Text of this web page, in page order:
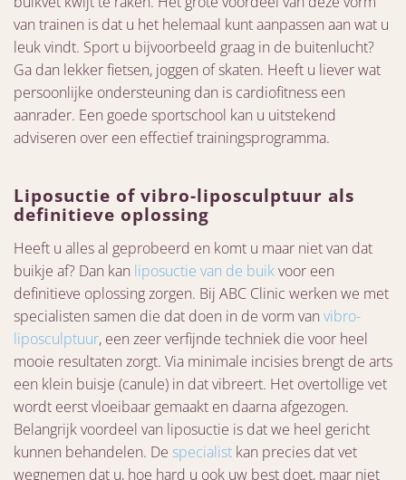
van trainen is dat u het helemaal kunt aanpassen aan wat u
leuk vindt. Sport u bijvoorbeeld graag in de buitenlucht?
Ga dan lekker fietsen, joggen of skaten. Heeft u liever wat
persoonlijke ondersteuning dan is cardiofitness een
aanrader. Een goede sportschool kan u uitstekend
adviseren over een effectief trainingsprogramma.
Liposuctie of vibro-liposculptuur als
definitieve oplossing
Heeft u alles al geprobeerd en komt u maar niet van dat
buikje af? Dan kan liposuctie van de buikvoor een
definitieve oplossing zorgen. Bij ABC Clinic werken we met
specialisten samen die dat doen in de vorm van vibro-
liposculptuur, een zeer verfijnde techniek die voor heel
mooie resultaten zorgt. Via minimale incisies brengt de arts
een klein buisje (canule) in dat vibreert. Het overtollige vet
wordt eerst vloeibaar gemaakt en daarna afgezogen.
Belangrijk voordeel van liposuctie is dat we heel gericht
kunnen behandelen. De specialist kan precies dat vet
wegnemen dat u, hoe hard u ook uw best doet, maar niet